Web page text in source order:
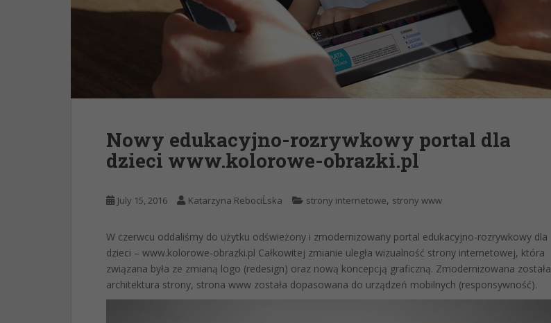
Nowy edukacyjno-rozrywkowy portal dla
dzieci www.kolorowe-obrazki.pl
July 15, 2016 Katarzyna RebociĹska strony internetowe, strony www
W czerwcu oddaliśmy do użytku odświeżony i zmodernizowany portal edukacyjno-rozrywkowy dla
dzieci – www.kolorowe-obrazki.pl Całkowitej zmianie uległa wizualność strony internetowej, która
związana była ze zmianą logo (redesign) oraz nową koncepcją graficzną. Zmodernizowana została
architektura strony, strona www została dopasowana do urządzeń mobilnych (responsywność).